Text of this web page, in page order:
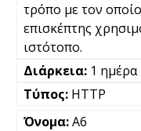
τρόπο με τον
επισκέπτης
ιστότοπο.
1 ημέρα
HTTP
A6